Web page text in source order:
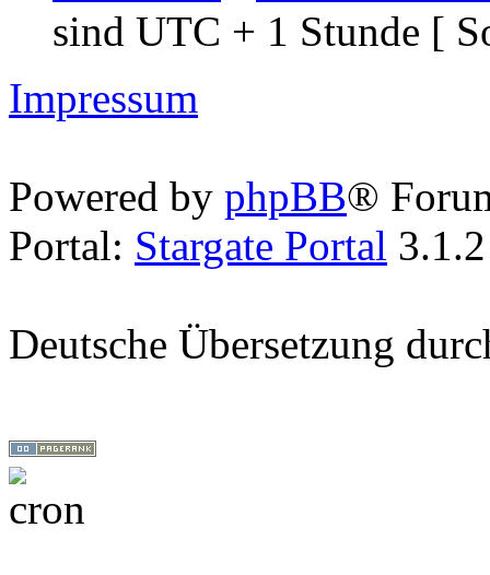
sind UTC + 1 Stunde [
Impressum
Powered by phpBB®
Portal: Stargate Portal
Deutsche Übersetzung